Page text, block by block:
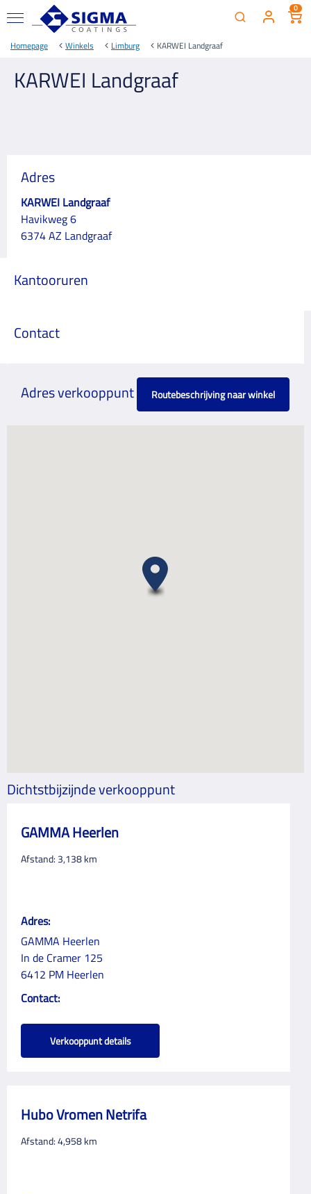
0
Homepage Winkels Limburg KARWEI Landgraaf
KARWEI Landgraaf
Adres
KARWEI Landgraaf
Havikweg 6
6374 AZ Landgraaf
Kantooruren
Contact
Adres verkooppunt Routebeschrijving naar winkel
Dichtstbijzijnde verkooppunt
GAMMA Heerlen
Afstand: 3,138km
Adres:
GAMMA Heerlen
In de Cramer 125
6412 PM Heerlen
Contact:
Verkooppunt details
Hubo Vromen Netrifa
Afstand:4,958km